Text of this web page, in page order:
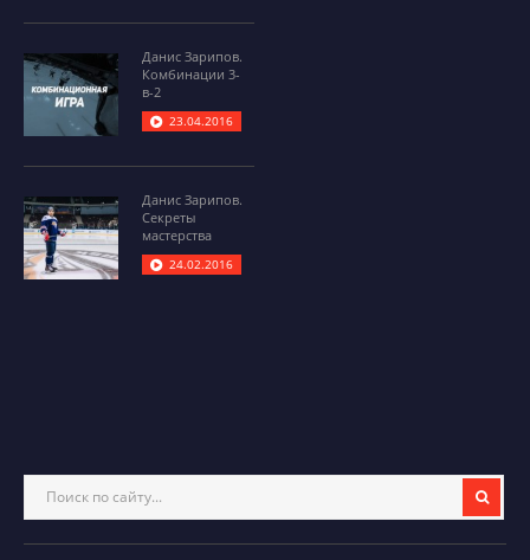
Данис Зарипов.
Комбинации 3-
в-2
23.04.2016
Данис Зарипов.
Секреты
мастерства
24.02.2016